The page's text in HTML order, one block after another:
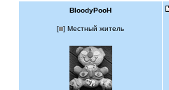
BloodyPooH
[ ] Местный житель